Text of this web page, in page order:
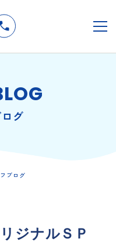
グ
ブログ
ジナルＳＰ